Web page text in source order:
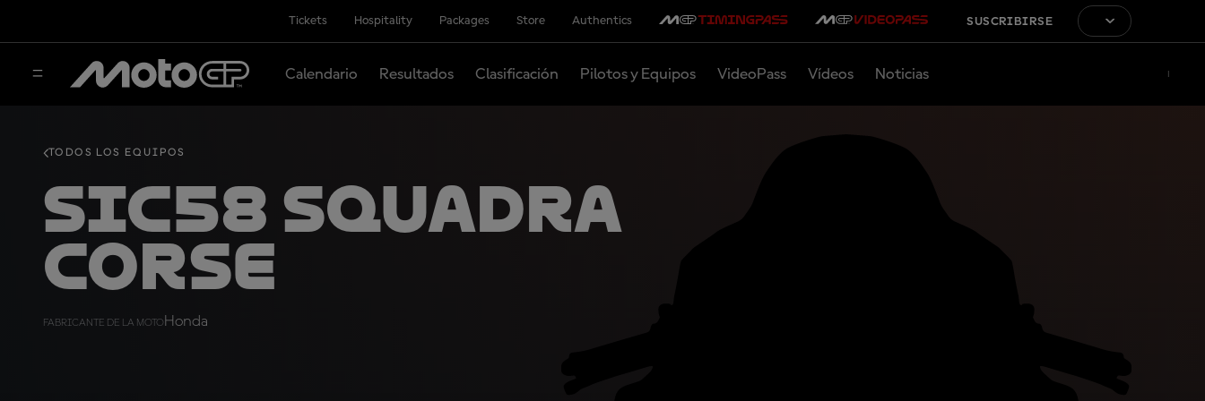
Tickets Hospitality Packages Store Authentics SUSCRIBIRSE
Calendario Resultados Clasificación Pilotos y Equipos VideoPass Vídeos Noticias
TODOS LOS EQUIPOS
SIC58 Squadra
Corse
FABRICANTE DE LA MOTO Honda